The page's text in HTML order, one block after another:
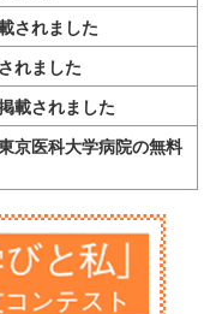
されました
れました
載されました
京医科大学病院の無料